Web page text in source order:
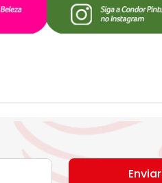
Enviar